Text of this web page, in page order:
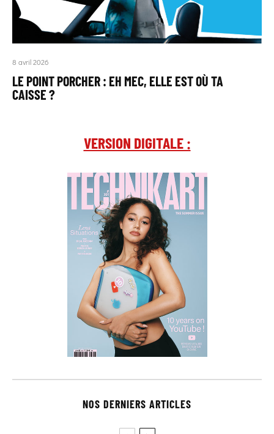
8 avril 2026
LE POINT PORCHER : EH MEC, ELLE EST OÙ TA
CAISSE ?
VERSION DIGITALE :
NOS DERNIERS ARTICLES